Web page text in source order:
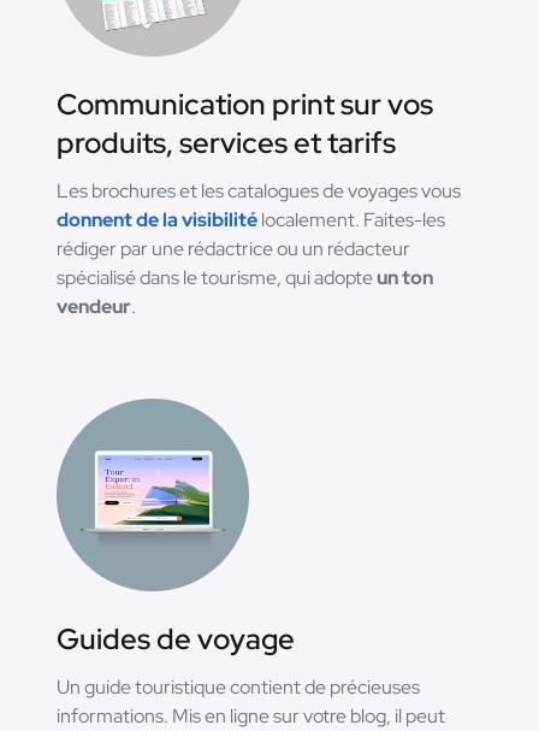
Communication print sur vos
produits, services et tarifs
Les brochures et les catalogues de voyages vous
donnent de la visibilitélocalement. Faites-les
rédiger par une rédactrice ou un rédacteur
spécialisé dans le tourisme, qui adopteun ton
vendeur.
Guides de voyage
Un guide touristique contient de précieuses
informations. Mis en ligne sur votre blog, il peut